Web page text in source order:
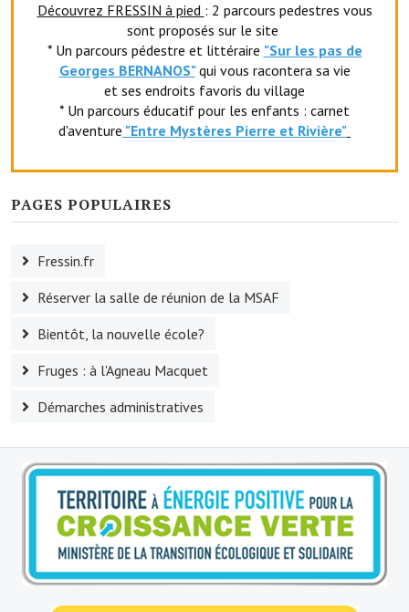
Village culturel
La société musicale de l'Avenir Fressinois
La troupe théâtrale de l'Avenir Fressinois
Le foyer rural
Le club de l'amitié
Le comité des fêtes
L'association Avotra-France
Le foyer de la Planquette
L'association des anciens combattants
L'association des anciens sapeurs-pompiers volontaires
Village sportif
L'US Crequy Fressin
La société de chasse
Découvrez FRESSIN à pied : 2 parcours pedestres vous
sont proposés sur le site
* Un parcours pédestre et littéraire "Sur les pas de
Georges BERNANOS" qui vous racontera sa vie
et ses endroits favoris du village
* Un parcours éducatif pour les enfants : carnet
d'aventure "Entre Mystères Pierre et Rivière"
PAGES POPULAIRES
Fressin.fr
Réserver la salle de réunion de la MSAF
Bientôt, la nouvelle école?
Fruges : à l'Agneau Macquet
Démarches administratives